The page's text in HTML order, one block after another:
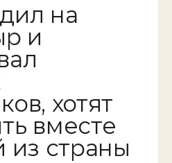
на
и
хотят
вместе
из страны